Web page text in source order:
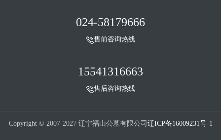
024-58179666
售前咨询热线
15541316663
售后咨询热线
Copyright © 2007-2027 辽宁福山公墓有限公司 辽ICP备16009231号-1